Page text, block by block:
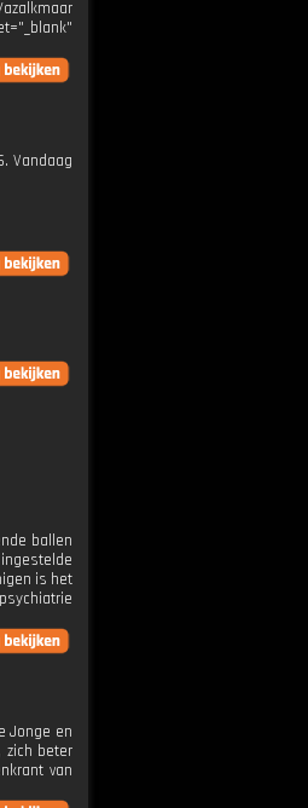
Vandaag
ballen
is het
Jonge en
zich beter
van